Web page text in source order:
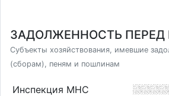
ЗАДОЛЖЕННОСТЬ
Субъекты хозяйствования, имевшие
(сборам), пеням и пошлинам
Инспекция МНС